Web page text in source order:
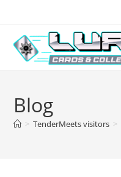
content
Blog
> TenderMeets visitors >